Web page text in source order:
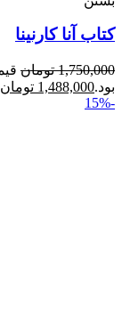
کتاب آنا کارنینا
1,750,000 تومان
بود.1,488,000 تومان
-15%